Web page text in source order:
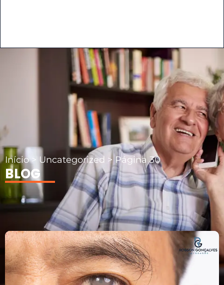
Início> Uncategorized > Página 30
BLOG